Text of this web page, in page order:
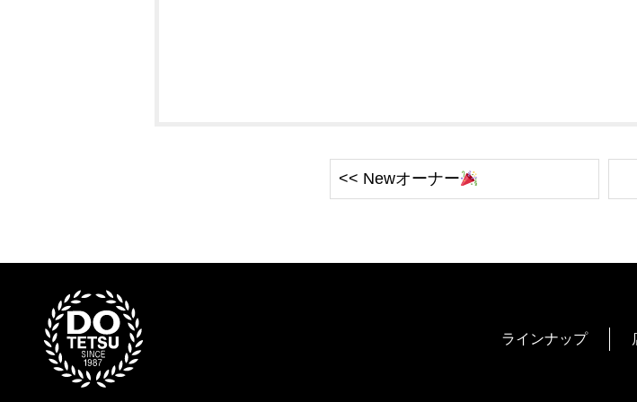
<< Newオーナー
ラインナップ